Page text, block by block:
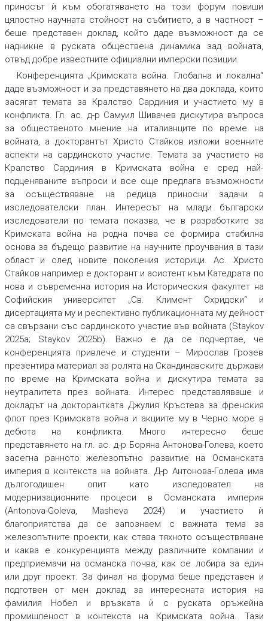
приносът ѝ към обогатяването на този форум повиши
цялостно научната стойност на събитието, а в частност –
беше представен доклад, който даде възможност да се
надникне в руската обществена динамика зад войната,
отвъд добре известните официални имперски позиции.
Конференцията „Кримската война. Глобална и локална“
даде възможност и за представянето на два доклада, които
засягат темата за Кралство Сардиния и участието му в
конфликта. Гл. ас. д-р Самуил Шивачев дискутира въпроса
за общественото мнение на италианците по време на
войната, а докторантът Христо Стайков изложи военните
аспекти на сардинското участие. Темата за участието на
Кралство Сардиния в Кримската война е сред най-
подценяваните въпроси и все още предлага възможности
за осъществяване на редица приносни задачи в
изследователски план. Интересът на млади български
изследователи по темата показва, че в разработките за
Кримската война на родна почва се формира стабилна
основа за бъдещо развитие на научните проучвания в тази
област и след новите поколения историци. Ас. Христо
Стайков например е докторант и асистент към Катедрата по
нова и съвременна история на Историческия факултет на
Софийския университет „Св. Климент Охридски“ и
дисертацията му и респективно публикационната му дейност
са свързани със сардинското участие във войната (Staykov
2025a; Staykov 2025b). Важно е да се подчертае, че
конференцията привлече и студенти – Мирослав Грозев
презентира материал за ролята на Скандинавските държави
по време на Кримската война и дискутира темата за
неутралитета през войната. Интерес представляваше и
докладът на докторантката Джулия Кръстева за френския
флот през Кримската война и акциите му в Черно море в
дебюта на конфликта. Много интересно беше
представянето на гл. ас. д-р Боряна Антонова-Голева, което
засегна ранното железопътно развитие на Османската
империя в контекста на войната. Д-р Антонова-Голева има
дългогодишен опит като изследовател на
модернизационните процеси в Османската империя
(Antonova-Goleva, Masheva 2024) и участието ѝ
благоприятства да се запознаем с важната тема за
железопътните проекти, как става тяхното осъществяване
и каква е конкуренцията между различните компании и
предприемачи на османска почва, как се лобира за един
или друг проект. За финал на форума беше представен и
подготвен от мен доклад за интересната история на
фамилия Нобел и връзката ѝ с руската оръжейна
промишленост в контекста на Кримската война. Тази